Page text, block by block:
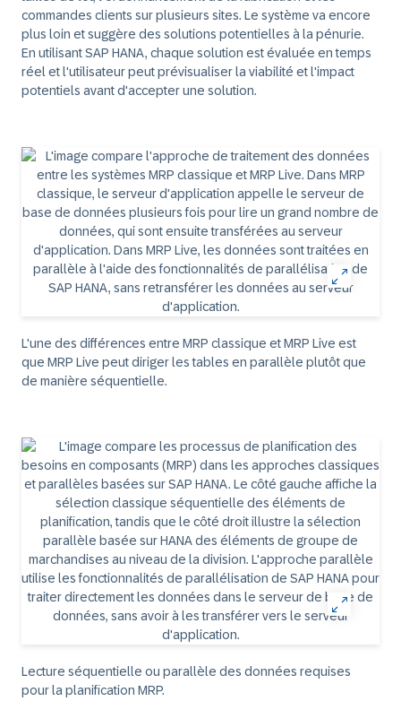
commandes clients sur plusieurs sites. Le système va encore
plus loin et suggère des solutions potentielles à la pénurie.
En utilisant SAP HANA, chaque solution est évaluée en temps
réel et l'utilisateur peut prévisualiser la viabilité et l'impact
potentiels avant d'accepter une solution.
L'une des différences entre MRP classique et MRP Live est
que MRP Live peut diriger les tables en parallèle plutôt que
de manière séquentielle.
Lecture séquentielle ou parallèle des données requises
pour la planification MRP.